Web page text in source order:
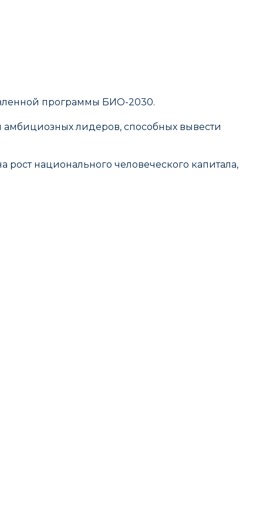
программы БИО-2030.
лидеров, способных вывести
национального человеческого капитала,